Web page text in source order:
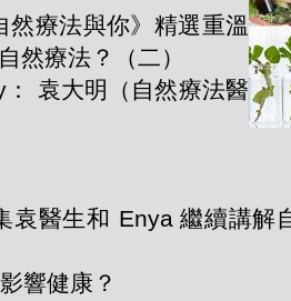
然療法與你》精選重溫
然療法？（二）
袁大明（自然療法醫
袁醫生和 Enya 繼續講解
響健康？